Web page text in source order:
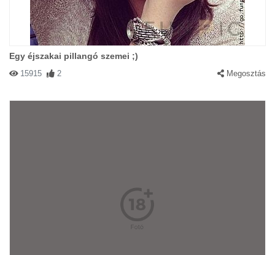
Egy éjszakai pillangó szemei ;)
15915 2 Megosztás